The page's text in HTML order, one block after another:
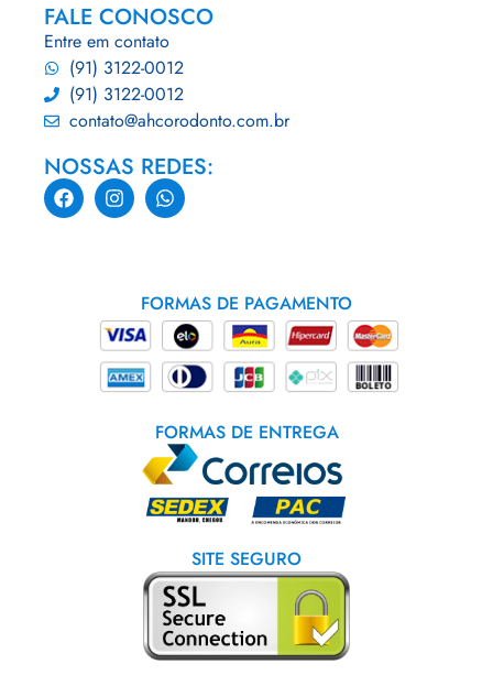
FALE CONOSCO
Entre em contato
(91) 3122-0012
(91) 3122-0012
contato@ahcorodonto.com.br
NOSSAS REDES:
FORMAS DE PAGAMENTO
FORMAS DE ENTREGA
SITE SEGURO